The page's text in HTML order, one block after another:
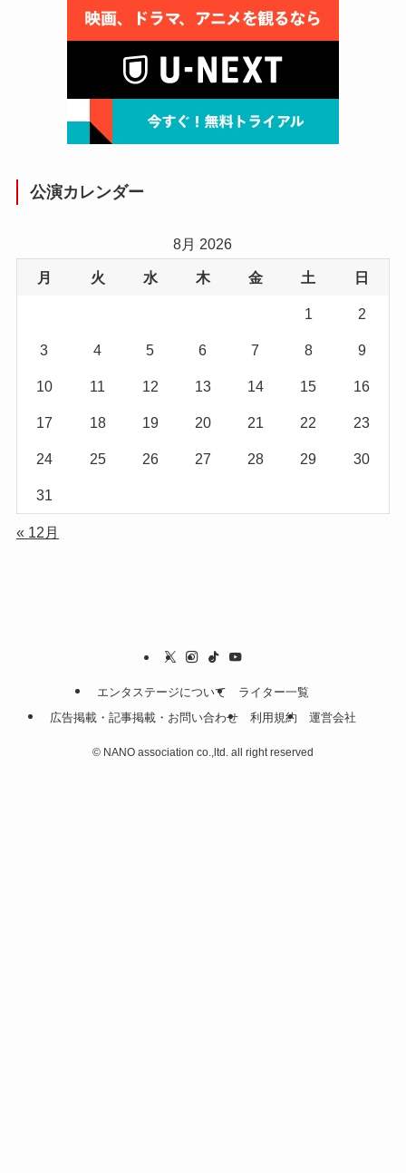
公演カレンダー
8月 2026
月 火 水 木 金 土 日
1 2
3 4 5 6 7 8 9
10 11 12 13 14 15 16
17 18 19 20 21 22 23
24 25 26 27 28 29 30
31
« 12月
エンタステージについて
ライター一覧
広告掲載・記事掲載・お問い合わせ
利用規約 運営会社
© NANO association co.,ltd. all right reserved